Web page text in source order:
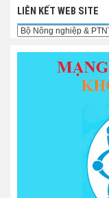
LIÊN KẾT WEB SITE